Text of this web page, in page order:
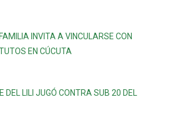
INVITA A VINCULARSE CON
EN CÚCUTA
DEL LILI JUGÓ CONTRA SUB 20 DEL